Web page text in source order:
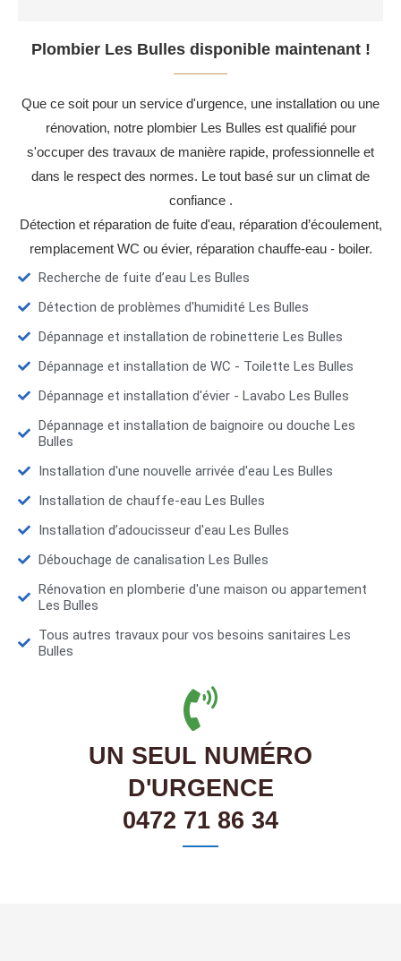
Plombier Les Bulles disponible maintenant !
Que ce soit pour un service d'urgence, une installation ou une
rénovation, notre plombier Les Bulles est qualifié pour
s'occuper des travaux de manière rapide, professionnelle et
dans le respect des normes. Le tout basé sur un climat de
confiance .
Détection et réparation de fuite d'eau, réparation d’écoulement,
remplacement WC ou évier, réparation chauffe-eau - boiler.
Recherche de fuite d’eau Les Bulles
Détection de problèmes d'humidité Les Bulles
Dépannage et installation de robinetterie Les Bulles
Dépannage et installation de WC - Toilette Les Bulles
Dépannage et installation d'évier - Lavabo Les Bulles
Dépannage et installation de baignoire ou douche Les
Bulles
Installation d'une nouvelle arrivée d'eau Les Bulles
Installation de chauffe-eau Les Bulles
Installation d’adoucisseur d'eau Les Bulles
Débouchage de canalisation Les Bulles
Rénovation en plomberie d'une maison ou appartement
Les Bulles
Tous autres travaux pour vos besoins sanitaires Les
Bulles
UN SEUL NUMÉRO
D'URGENCE
0472 71 86 34